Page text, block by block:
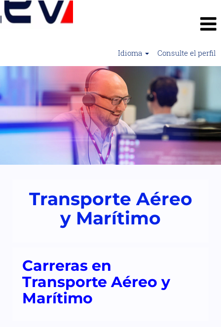
Idioma Consulte el perfil
Aéreo
y
Marítimo2
Transporte Aéreo
y Marítimo
Carreras en
Transporte Aéreo y
Marítimo